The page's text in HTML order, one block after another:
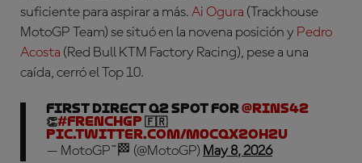
suficiente para aspirar a más. Ai Ogura (Trackhouse
MotoGP Team) se situó en la novena posición y Pedro
Acosta (Red Bull KTM Factory Racing), pese a una
caída, cerró el Top 10.
First direct Q2 spot for @rins42
👏#FrenchGP 🇫🇷
pic.twitter.com/M0cqx2oH2u
— MotoGP™🏁 (@MotoGP) May 8, 2026